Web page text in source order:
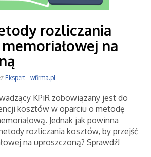
rozliczania
na
Ekspert - wfirma.pl
KPiR zobowiązany jest do
kosztów w oparciu o metodę
Jednak jak powinna
rozliczania kosztów, by przejść
na uproszczoną? Sprawdź!